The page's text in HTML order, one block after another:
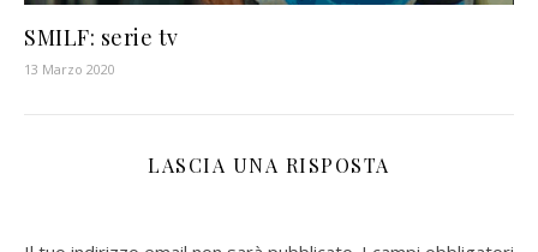
SMILF: serie tv
13 Marzo 2020
LASCIA UNA RISPOSTA